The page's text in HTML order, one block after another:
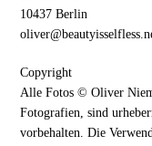
10437 Berlin
Copyright
Alle Fotos © Oliver
Fotografien, sind
vorbehalten. Die